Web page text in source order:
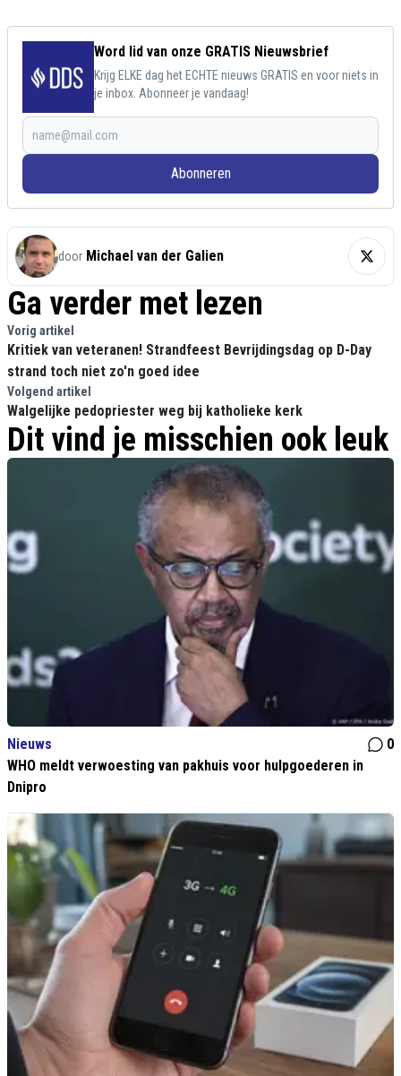
Word lid van onze GRATIS Nieuwsbrief
Krijg ELKE dag het ECHTE nieuws GRATIS en voor niets in
je inbox. Abonneer je vandaag!
Abonneren
door Michael van der Galien
Ga verder met lezen
Vorig artikel
Kritiek van veteranen! Strandfeest Bevrijdingsdag op D-Day
strand toch niet zo'n goed idee
Volgend artikel
Walgelijke pedopriester weg bij katholieke kerk
Dit vind je misschien ook leuk
Nieuws
0
WHO meldt verwoesting van pakhuis voor hulpgoederen in
Dnipro